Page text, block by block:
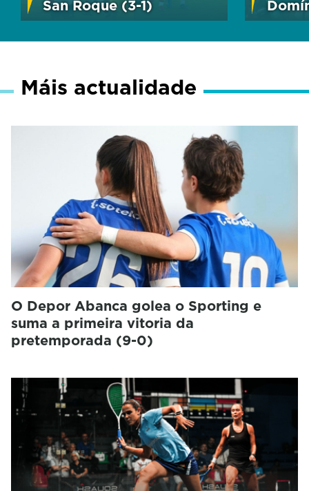
San Roque (3-1)
Máis actualidade
O Depor Abanca golea o Sporting e
suma a primeira vitoria da
pretemporada (9-0)